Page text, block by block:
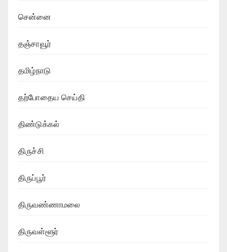
சென்னை
தஞ்சாவூர்
தமிழ்நாடு
தற்போதைய செய்தி
திண்டுக்கல்
திருச்சி
திருப்பூர்
திருவண்ணாமலை
திருவள்ளூர்